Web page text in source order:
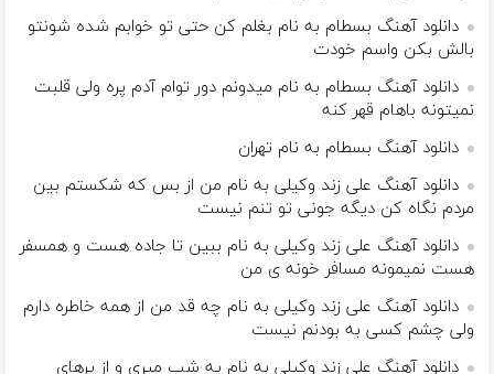
دانلود آهنگ بسطام به نام بغلم کن حتی تو خوابم شده شونتو
بالش بکن واسم خودت
دانلود آهنگ بسطام به نام میدونم دور توام آدم پره ولی قلبت
نمیتونه باهام قهر کنه
دانلود آهنگ بسطام به نام تهران
دانلود آهنگ علی زند وکیلی به نام من از بس كه شكستم بین
مردم نگاه كن دیگه جونى تو تنم نیست
دانلود آهنگ علی زند وکیلی به نام ببین تا جاده هست و همسفر
هست نمیمونه مسافر خونه ی من
دانلود آهنگ علی زند وکیلی به نام چه قد من از همه خاطره دارم
ولی چشم كسی به بودنم نیست
دانلود آهنگ علی زند وکیلی به نام یه شب میرى و از پرهای